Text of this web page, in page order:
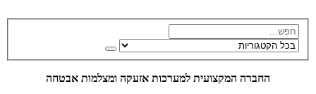
החברה המקצועית למערכות אזעקה ומצלמות אבטחה